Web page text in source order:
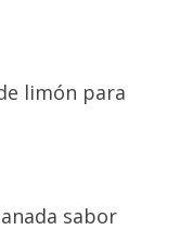
limón para
sabor